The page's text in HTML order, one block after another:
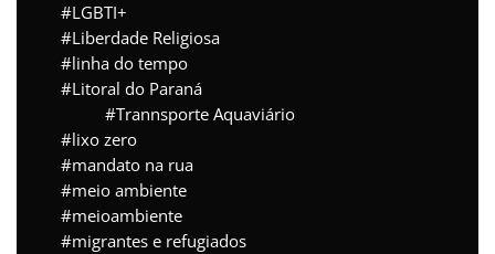
LGBTI+
Liberdade Religiosa
linha do tempo
Litoral do Paraná
Trannsporte Aquaviário
lixo zero
mandato na rua
meio ambiente
meioambiente
migrantes e refugiados